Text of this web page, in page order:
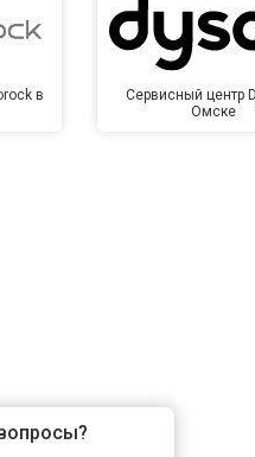
в
Сервисный центр
Омске